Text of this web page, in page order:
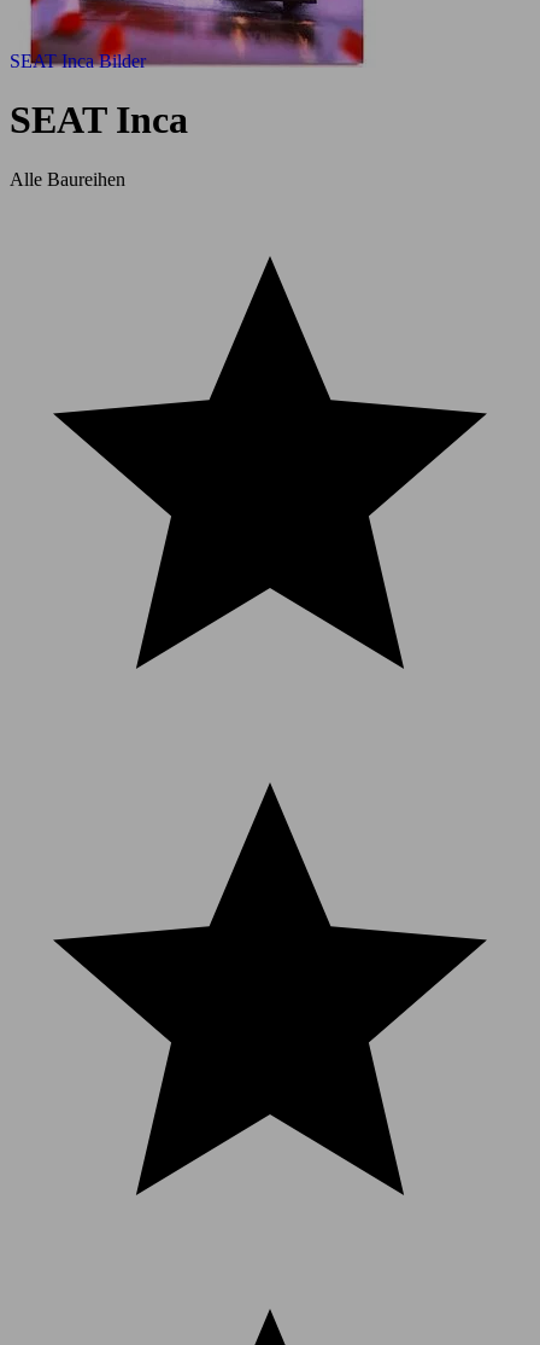
SEAT Inca Bilder
SEAT Inca
Alle Baureihen